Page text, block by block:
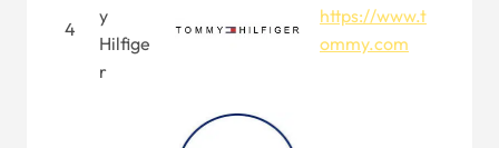
4
y
Hilfige
r
https://www.t
ommy.com